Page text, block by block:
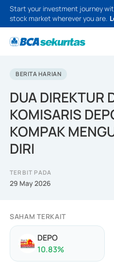
Start your investment journey
stock market wherever you are.
BERITA HARIAN
DUA DIREKTUR
KOMISARIS
KOMPAK
DIRI
TERBIT PADA
29 May 2026
SAHAM TERKAIT
DEPO
10.83%